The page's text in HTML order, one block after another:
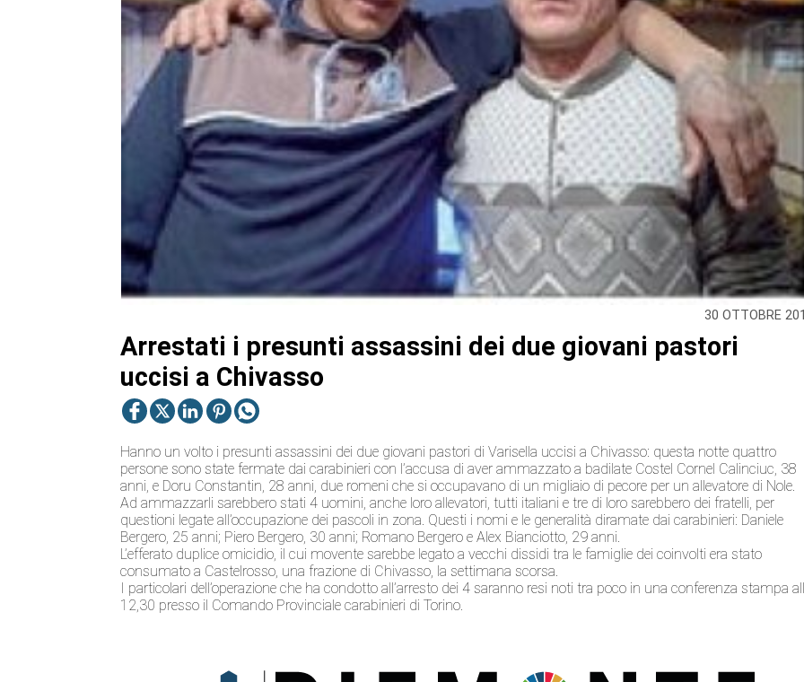
30 OTTOBRE
Arrestati i presunti assassini dei due giovani pastori
uccisi a Chivasso
Hanno un volto i presunti assassini dei due giovani pastori di Varisella uccisi a Chivasso: questa notte quattro
persone sono state fermate dai carabinieri con l’accusa di aver ammazzato a badilate Costel Cornel Calinciuc, 38
anni, e Doru Constantin, 28 anni, due romeni che si occupavano di un migliaio di pecore per un allevatore di Nole.
Ad ammazzarli sarebbero stati 4 uomini, anche loro allevatori, tutti italiani e tre di loro sarebbero dei fratelli, per
questioni legate all’occupazione dei pascoli in zona. Questi i nomi e le generalità diramate dai carabinieri: Daniele
Bergero, 25 anni; Piero Bergero, 30 anni; Romano Bergero e Alex Bianciotto, 29 anni.
L’efferato duplice omicidio, il cui movente sarebbe legato a vecchi dissidi tra le famiglie dei coinvolti era stato
consumato a Castelrosso, una frazione di Chivasso, la settimana scorsa.
I particolari dell’operazione che ha condotto all’arresto dei 4 saranno resi noti tra poco in una conferenza stampa
12,30 presso il Comando Provinciale carabinieri di Torino.